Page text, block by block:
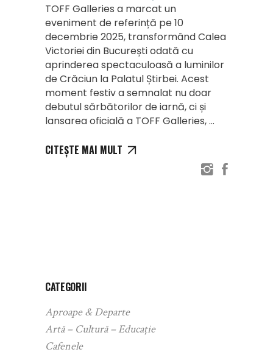
TOFF Galleries a marcat un
eveniment de referință pe 10
decembrie 2025, transformând Calea
Victoriei din București odată cu
aprinderea spectaculoasă a luminilor
de Crăciun la Palatul Știrbei. Acest
moment festiv a semnalat nu doar
debutul sărbătorilor de iarnă, ci și
lansarea oficială a TOFF Galleries,
CITEȘTE MAI MULT
CATEGORII
Aproape & Departe
Artă – Cultură – Educație
Cafenele